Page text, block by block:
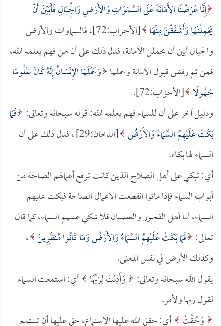
إِنَّا عَرَضْنَا الأَمَانَةَ عَلَى السَّمَوَاتِ وَالأَرْضِ وَالْجِبَالِ فَأَبَيْنَ أَنْ
يَحْمِلْنَهَا وَأَشْفَقْنَ مِنْهَا
[الأحزاب:72]، فالسماوات والأرض
والجبال أبين أن يحملن الأمانة، فدل ذلك على أن لهن فهم يعلمه الله،
فمن ثم رفض قبول الأمانة وحملها وَحَمَلَهَا الإِنْسَانُ إِنَّهُ كَانَ ظَلُومًا
جَهُولًا [الأحزاب:72].
ودليل آخر على أن للسماء فهم يعلمه الله: قوله سبحانه وتعالى: فَمَا
بَكَتْ عَلَيْهِمُ السَّمَاءُ وَالأَرْضُ
[الدخان:29] ، فدل ذلك على أن
السماء لها بكاء.
أي: تبكي على أهل الصلاح الذين كانت ترفع أعمالهم الصالحة من
أبواب السماء فإذا ماتوا انقطعت الأعمال الصالحة فبكت عليهم
السماء، أما أهل الفجور والعصيان فلا تبكي عليهم السماء، كما قال
تعالى: فَمَا بَكَتْ عَلَيْهِمُ السَّمَاءُ وَالأَرْضُ وَمَا كَانُوا مُنظَرِينَ ،
وكذلك الأرض في نفس المعنى.
يقول الله سبحانه وتعالى:
وَأَذِنَتْ لِرَبِّهَا أي: استمعت السماء
لقول ربها ولأمر.
وَحُقَّتْ أي: حقق الله عليها الاستماع، حق عليها أن تستمع